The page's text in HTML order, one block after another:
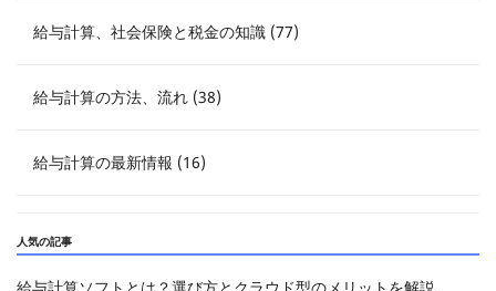
給与計算、社会保険と税金の知識 (77)
給与計算の方法、流れ (38)
給与計算の最新情報 (16)
人気の記事